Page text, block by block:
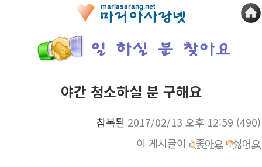
야간 청소하실 분 구해요
참복된 2017/02/13 오후 12:59 (490)
이 게시글이
좋아요 싫어요